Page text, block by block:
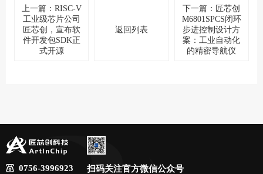
上一篇：RISC-V
工业级芯片公司
匠芯创，宣布软
件开发包SDK正
式开源
返回列表
下一篇：匠芯创
M6801SPCS闭环
步进控制设计方
案：工业自动化
的精密导航仪
0756-3996923 扫码关注官方微信公众号